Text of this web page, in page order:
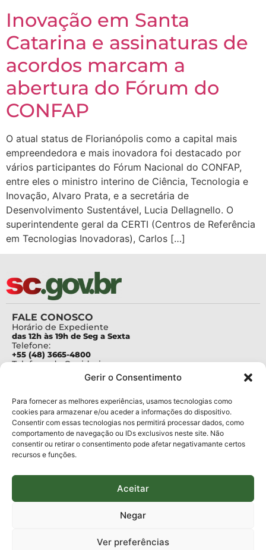
Gerir o Consentimento
Para fornecer as melhores experiências, usamos tecnologias como
cookies para armazenar e/ou aceder a informações do dispositivo.
Consentir com essas tecnologias nos permitirá processar dados, como
comportamento de navegação ou IDs exclusivos neste site. Não
consentir ou retirar o consentimento pode afetar negativamante certos
recursos e funções.
Aceitar
Negar
Ver preferências
Inovação em Santa
Catarina e assinaturas de
acordos marcam a
abertura do Fórum do
CONFAP
O atual status de Florianópolis como a capital mais
empreendedora e mais inovadora foi destacado por
vários participantes do Fórum Nacional do CONFAP,
entre eles o ministro interino de Ciência, Tecnologia e
Inovação, Alvaro Prata, e a secretária de
Desenvolvimento Sustentável, Lucia Dellagnello. O
superintendente geral da CERTI (Centros de Referência
em Tecnologias Inovadoras), Carlos […]
FALE CONOSCO
Horário de Expediente
das 12h às 19h de Seg a Sexta
Telefone:
+55 (48) 3665-4800
Telefone da Ouvidoria
Para assuntos relacionados à Pesquisa
pesquisa@fapesc.sc.gov.br
Para assuntos relacionados à Inovação
inovacao@fapesc.sc.gov.br
Para assuntos relacionados à Bolsas
bolsas@fapesc.sc.gov.br
Para assuntos relacionados à Prestação de Contas
Para assuntos relacionados à Plataforma
plataforma@fapesc.sc.gov.br
Jair Artur da Silva dpo@fapesc.sc.gov.br 3665-4831
km 01, Módulo 12A, Edifício Fapesc / Celta, 5° andar